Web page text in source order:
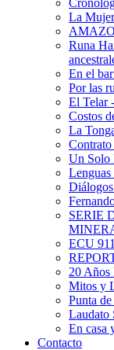
La
Runa
En el
Por las
El Telar
Costos
La
Contrato
Un Solo
Lenguas
SERIE
ECU 911
20
Mitos y
Punta
Laudato
En casa
Contacto